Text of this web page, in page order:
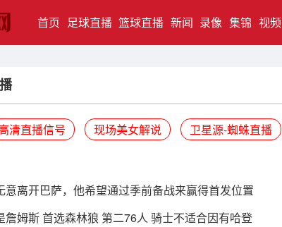
首页 (current)
足球直播 篮球直播 新闻 录像 集锦 视频
清直播信号 现场美女解说 卫星源-蜘蛛直播
意离开巴萨，他希望通过季前备战来赢得首发位置
詹姆斯 首选森林狼 第二76人 骑士不适合因有哈登